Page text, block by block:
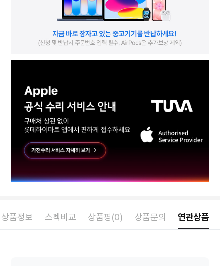
상품정보 스펙비교 상품평(0) 상품문의 연관상품